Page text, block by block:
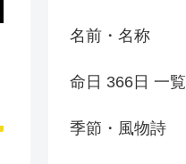
名前・名称
命日 366日 一覧
季節・風物詩